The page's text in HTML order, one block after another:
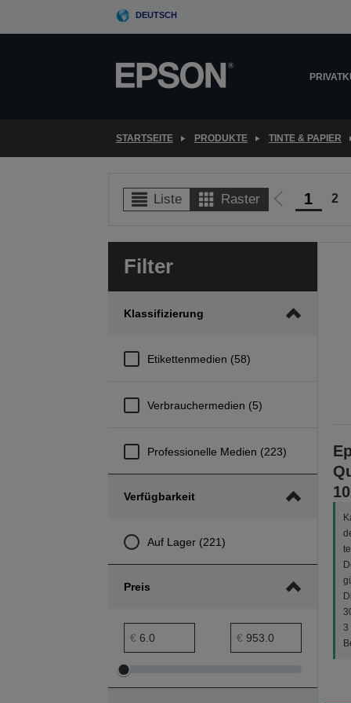
DEUTSCH
STARTSEITE PRODUKTE TINTE & PAPIER
Liste Raster
Zur
Seite
1 2
Filter
Klassifizierung
Etikettenmedien (58)
Verbrauchermedien (5)
Professionelle Medien (223)
Verfügbarkeit
Auf Lager (221)
Preis
Preis min. Bereich
€ Preis max. Bereich
€
Preis
Preis
3